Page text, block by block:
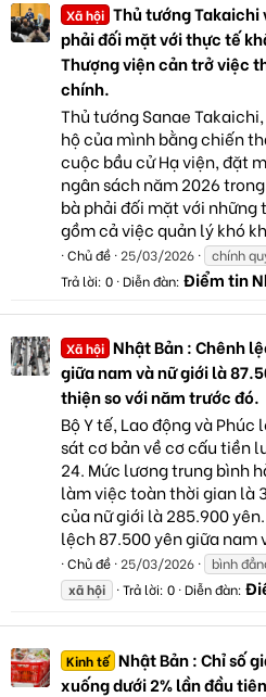
Xã hội Thủ tướng Takaichi
phải đối mặt với thực tế
Thượng viện cản trở việc
chính.
Thủ tướng Sanae
hộ của mình bằng chiến
cuộc bầu cử Hạ viện, đặt
ngân sách năm 2026
bà phải đối mặt với những
gồm cả việc quản lý khó
Chủ đề 25/03/2026 chính
Trả lời: 0 Diễn đàn: Điểm tin
Xã hội Nhật Bản : Chênh
giữa nam và nữ giới là
thiện so với năm trước đó.
Bộ Y tế, Lao động và
sát cơ bản về cơ cấu tiền
24. Mức lương trung bình
làm việc toàn thời gian là
của nữ giới là 285.900
lệch 87.500 yên giữa nam
Chủ đề 25/03/2026 bình
xãhội Trả lời: 0 Diễn đàn:
Kinh tế Nhật Bản : Chỉ số
xuống dưới 2% lần đầu